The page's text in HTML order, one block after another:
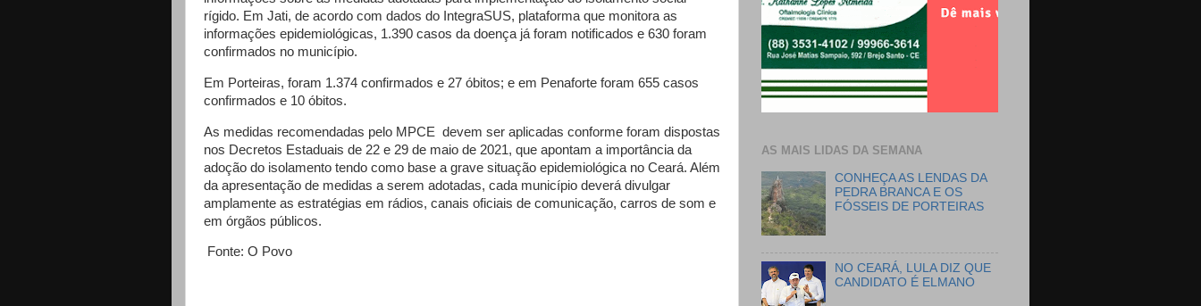
rígido. Em Jati, de acordo com dados do IntegraSUS, plataforma que monitora as
informações epidemiológicas, 1.390 casos da doença já foram notificados e 630 foram
confirmados no município.
Em Porteiras, foram 1.374 confirmados e 27 óbitos; e em Penaforte foram 655 casos
confirmados e 10 óbitos.
As medidas recomendadas pelo MPCE devem ser aplicadas conforme foram dispostas
nos Decretos Estaduais de 22 e 29 de maio de 2021, que apontam a importância da
adoção do isolamento tendo como base a grave situação epidemiológica no Ceará. Além
da apresentação de medidas a serem adotadas, cada município deverá divulgar
amplamente as estratégias em rádios, canais oficiais de comunicação, carros de som e
em órgãos públicos.
Fonte: O Povo
AS MAIS LIDAS DA SEMANA
CONHEÇA AS LENDAS DA
PEDRA BRANCA E OS
FÓSSEIS DE PORTEIRAS
NO CEARÁ, LULA DIZ QUE
CANDIDATO É ELMANO